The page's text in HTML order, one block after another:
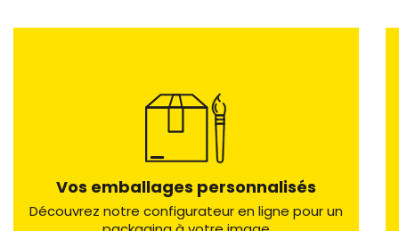
Vos emballages personnalisés
Découvrez notre configurateur en ligne pour un